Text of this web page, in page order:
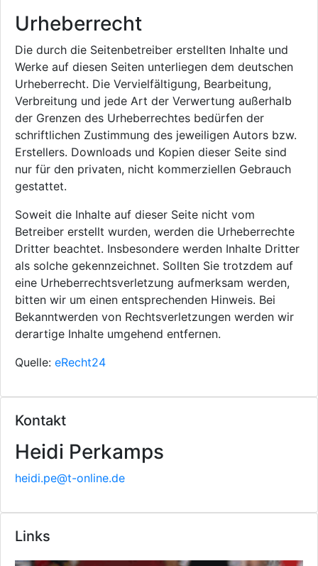
Kontakt
Heidi Perkamps
heidi.pe@t-online.de
Links
Urheberrecht
Die durch die Seitenbetreiber erstellten Inhalte und
Werke auf diesen Seiten unterliegen dem deutschen
Urheberrecht. Die Vervielfältigung, Bearbeitung,
Verbreitung und jede Art der Verwertung außerhalb
der Grenzen des Urheberrechtes bedürfen der
schriftlichen Zustimmung des jeweiligen Autors bzw.
Erstellers. Downloads und Kopien dieser Seite sind
nur für den privaten, nicht kommerziellen Gebrauch
gestattet.
Soweit die Inhalte auf dieser Seite nicht vom
Betreiber erstellt wurden, werden die Urheberrechte
Dritter beachtet. Insbesondere werden Inhalte Dritter
als solche gekennzeichnet. Sollten Sie trotzdem auf
eine Urheberrechtsverletzung aufmerksam werden,
bitten wir um einen entsprechenden Hinweis. Bei
Bekanntwerden von Rechtsverletzungen werden wir
derartige Inhalte umgehend entfernen.
Quelle: eRecht24